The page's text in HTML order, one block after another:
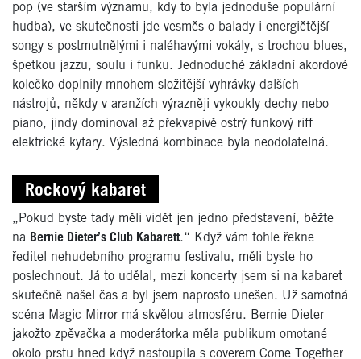
pop (ve starším významu, kdy to byla jednoduše populární
hudba), ve skutečnosti jde vesměs o balady i energičtější
songy s postmutnělými i naléhavými vokály, s trochou blues,
špetkou jazzu, soulu i funku. Jednoduché základní akordové
kolečko doplnily mnohem složitější vyhrávky dalších
nástrojů, někdy v aranžích výrazněji vykoukly dechy nebo
piano, jindy dominoval až překvapivě ostrý funkový riff
elektrické kytary. Výsledná kombinace byla neodolatelná.
Rockový kabaret
„Pokud byste tady měli vidět jen jedno představení, běžte
na Bernie Dieter’s Club Kabarett.“ Když vám tohle řekne
ředitel nehudebního programu festivalu, měli byste ho
poslechnout. Já to udělal, mezi koncerty jsem si na kabaret
skutečně našel čas a byl jsem naprosto unešen. Už samotná
scéna Magic Mirror má skvělou atmosféru. Bernie Dieter
jakožto zpěvačka a moderátorka měla publikum omotané
okolo prstu hned když nastoupila s coverem Come Together